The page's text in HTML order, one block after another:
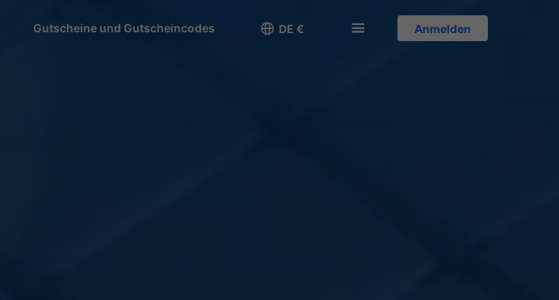
Gutscheine und Gutscheincodes 󱅍 DE €  Anmelden